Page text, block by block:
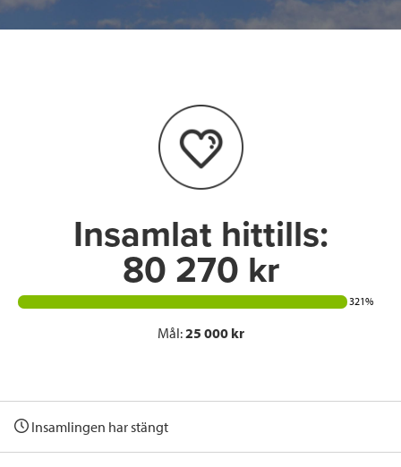
e
I
n
Insamlat hittills:
80 270 kr
321%
Mål:25 000 kr
Insamlingen har stängt